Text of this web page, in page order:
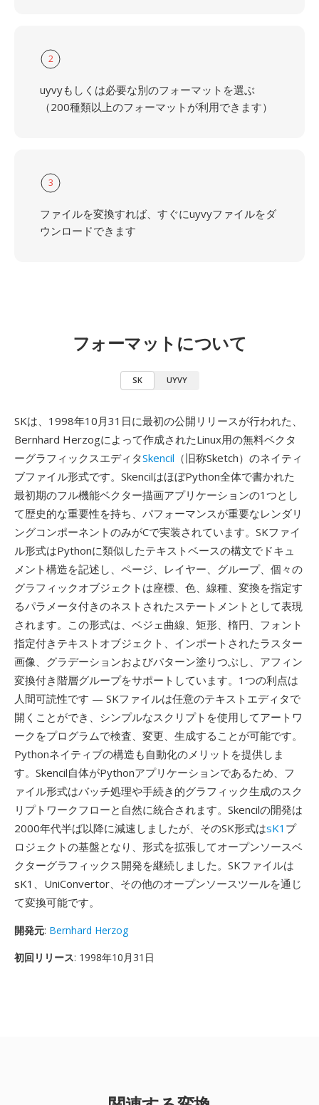
2
uyvyもしくは必要な別のフォーマットを選ぶ
（200種類以上のフォーマットが利用できます）
3
ファイルを変換すれば、すぐにuyvyファイルをダ
ウンロードできます
フォーマットについて
SK UYVY
SKは、1998年10月31日に最初の公開リリースが行われた、
Bernhard Herzogによって作成されたLinux用の無料ベクタ
ーグラフィックスエディタSkencil （旧称Sketch）のネイティ
ブファイル形式です。SkencilはほぼPython全体で書かれた
最初期のフル機能ベクター描画アプリケーションの1つとし
て歴史的な重要性を持ち、パフォーマンスが重要なレンダリ
ングコンポーネントのみがCで実装されています。SKファイ
ル形式はPythonに類似したテキストベースの構文でドキュ
メント構造を記述し、ページ、レイヤー、グループ、個々の
グラフィックオブジェクトは座標、色、線種、変換を指定す
るパラメータ付きのネストされたステートメントとして表現
されます。この形式は、ベジェ曲線、矩形、楕円、フォント
指定付きテキストオブジェクト、インポートされたラスター
画像、グラデーションおよびパターン塗りつぶし、アフィン
変換付き階層グループをサポートしています。1つの利点は
人間可読性です — SKファイルは任意のテキストエディタで
開くことができ、シンプルなスクリプトを使用してアートワ
ークをプログラムで検査、変更、生成することが可能です。
Pythonネイティブの構造も自動化のメリットを提供しま
す。Skencil自体がPythonアプリケーションであるため、フ
ァイル形式はバッチ処理や手続き的グラフィック生成のスク
リプトワークフローと自然に統合されます。Skencilの開発は
2000年代半ば以降に減速しましたが、そのSK形式はsK1 プ
ロジェクトの基盤となり、形式を拡張してオープンソースベ
クターグラフィックス開発を継続しました。SKファイルは
sK1、UniConvertor、その他のオープンソースツールを通じ
て変換可能です。
開発元: Bernhard Herzog
初回リリース: 1998年10月31日